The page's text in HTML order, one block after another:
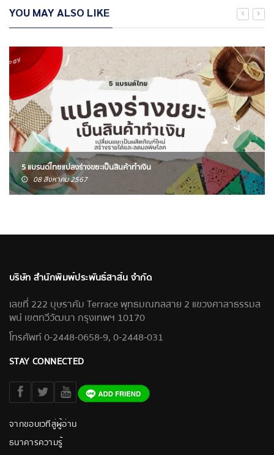
YOU MAY ALSO LIKE
5 แบรนด์ไทยแปลงร่างขยะเป็นสินค้าทำเงิน
08 สิงหาคม 2567
บริษัท สำนักพิมพ์ประพันธ์สาส์น จำกัด
เลขที่ 222 บุษราคัม Terrace พุทธมณฑลสาย 2 แขวงศาลาธรรมส
พน์ เขตทวีวัฒนา กรุงเทพฯ 10170
โทรศัพท์ 0-2448-0658-9, 0-2448-031
STAY CONNECTED
จากขอบเวทีสู่ผู้อ่าน
ธนาคารความรู้